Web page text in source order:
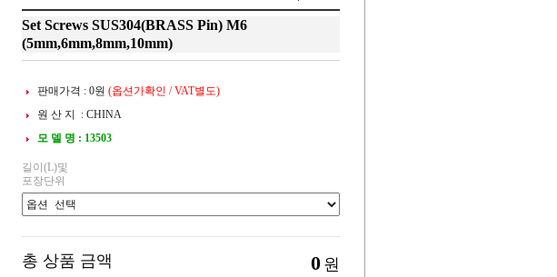
Set Screws SUS304(BRASS Pin) M6
(5mm,6mm,8mm,10mm)
판매가격 : 0원 (옵션가확인 / VAT별도)
원 산 지 : CHINA
모 델 명 : 13503
길이(L)및
포장단위
총 상품 금액 0 원